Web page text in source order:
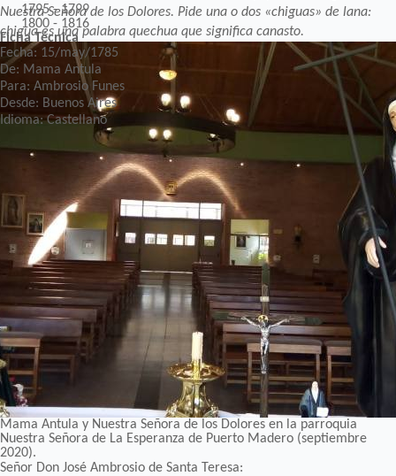
1795 - 1799
1800 - 1816
Ficha Técnica
Fecha: 15/may/1785
De: Mama Antula
Para: Ambrosio Funes
Desde: Buenos Aires
Idioma: Castellano
Nuestra Señora de los Dolores. Pide una o dos «chiguas» de lana:
chigua es una palabra quechua que significa canasto.
Mama Antula y Nuestra Señora de los Dolores en la parroquia
Nuestra Señora de La Esperanza de Puerto Madero (septiembre
2020).
Señor Don José Ambrosio de Santa Teresa: